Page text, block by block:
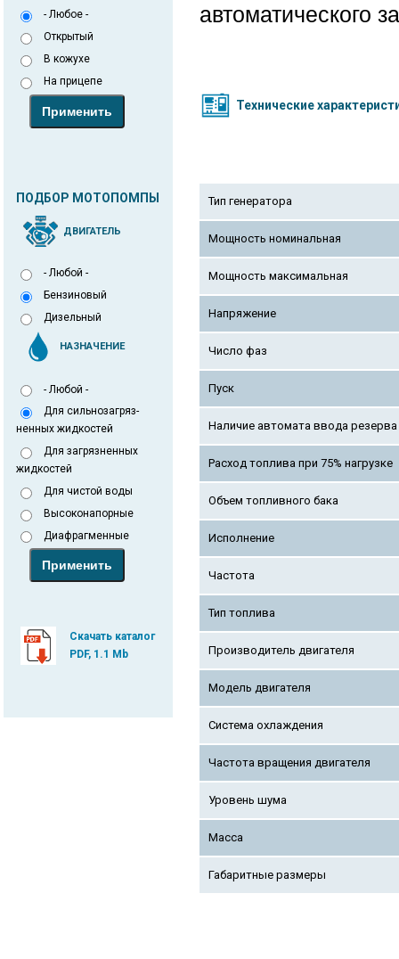
- Любое -
Открытый
В кожухе
На прицепе
ПОДБОР МОТОПОМПЫ
ДВИГАТЕЛЬ
- Любой -
Бензиновый
Дизельный
НАЗНАЧЕНИЕ
- Любой -
Для сильнозагряз-
ненных жидкостей
Для загрязненных
жидкостей
Для чистой воды
Высоконапорные
Диафрагменные
Скачать каталог
PDF, 1.1 Mb
автоматического
Технические
Тип генератора
Мощность номинальная
Мощность максимальная
Напряжение
Число фаз
Пуск
Наличие автомата ввода
Расход топлива при 75% нагрузке
Объем топливного бака
Исполнение
Частота
Тип топлива
Производитель двигателя
Модель двигателя
Система охлаждения
Частота вращения двигателя
Уровень шума
Масса
Габаритные размеры